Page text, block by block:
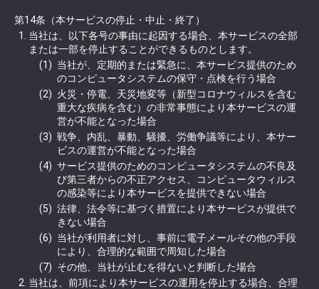
第14条（本サービスの停止・中止・終了）
当社は、以下各号の事由に起因する場合、本サービスの全部
または一部を停止することができるものとします。
当社が、定期的または緊急に、本サービス提供のため
のコンピュータシステムの保守・点検を行う場合
火災・停電、天災地変等（新型コロナウィルスを含む
重大な疾病を含む）の非常事態により本サービスの運
営が不能となった場合
戦争、内乱、暴動、騒擾、労働争議等により、本サー
ビスの運営が不能となった場合
サービス提供のためのコンピュータシステムの不良及
び第三者からの不正アクセス、コンピュータウィルス
の感染等により本サービスを提供できない場合
法律、法令等に基づく措置により本サービスが提供で
きない場合
当社が利用者に対し、事前に電子メールその他の手段
により、合理的な範囲で周知した場合
その他、当社が止むを得ないと判断した場合
当社は、前項により本サービスの運用を停止する場合、合理